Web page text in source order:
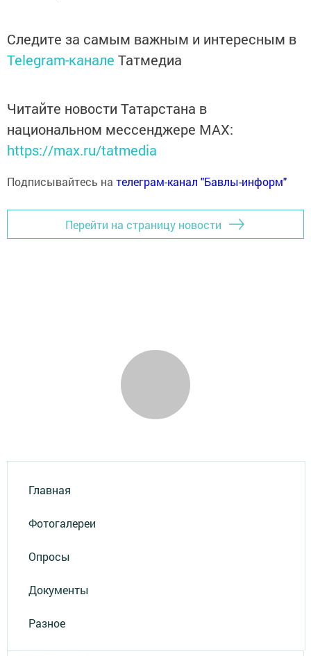
Следите за самым важным и интересным в
Telegram-канале Татмедиа
Читайте новости Татарстана в
национальном мессенджере MАХ:
https://max.ru/tatmedia
Подписывайтесь на телеграм-канал "Бавлы-информ"
Перейти на страницу новости
Главная
Фотогалереи
Опросы
Документы
Разное